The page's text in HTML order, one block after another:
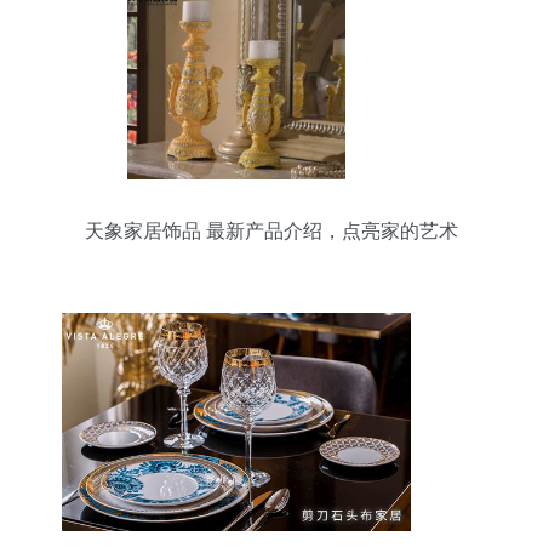
天象家居饰品 最新产品介绍，点亮家的艺术